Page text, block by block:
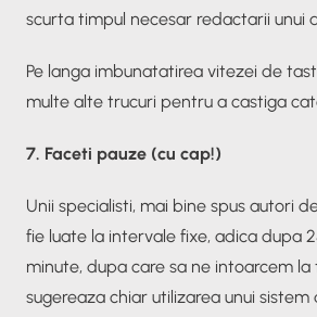
scurta timpul necesar redactarii unui
Pe langa imbunatatirea vitezei de
multe alte trucuri pentru a castiga
7. Faceti pauze (cu cap!)
Unii specialisti, mai bine spus autori
fie luate la intervale fixe, adica dupa
minute, dupa care sa ne intoarcem
sugereaza chiar utilizarea unui